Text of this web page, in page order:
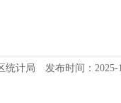
统计局 发布时间：2025-